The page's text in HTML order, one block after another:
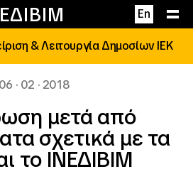
En
& Λειτουργία Δημοσίων ΙΕΚ
06 · 02 · 2018
μετά από
σχετικά με τα
το ΙΝΕΔΙΒΙΜ